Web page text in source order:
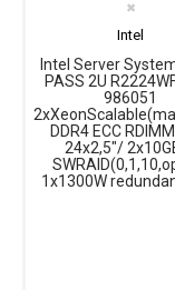
Intel Server
PASS 2U
986051
DDR4 ECC
24x2,5"/
1x1300W
Intel
✖